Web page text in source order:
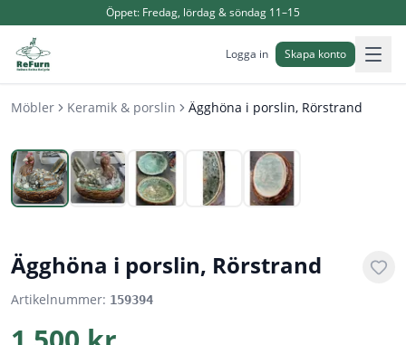
Öppet: Fredag, lördag & söndag 11–15
Logga in Skapa konto
Möbler Keramik & porslin Ägghöna i porslin, Rörstrand
1/
Ägghöna i porslin, Rörstrand
Artikelnummer: 159394